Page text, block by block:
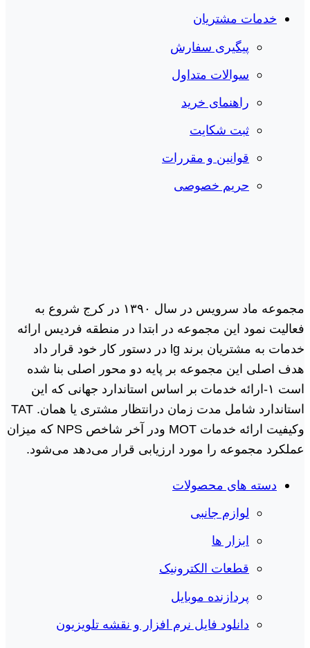
خدمات مشتریان
پیگیری سفارش
سوالات متداول
راهنمای خرید
ثبت شکایت
قوانین و مقررات
حریم خصوصی
مجموعه ماد سرویس در سال ١٣٩٠ در کرج شروع به
فعالیت نمود این مجموعه در ابتدا در منطقه فردیس ارائه
خدمات به مشتریان برند lg در دستور کار خود قرار داد
هدف اصلی این مجموعه بر پایه دو محور اصلی بنا شده
است ١-ارائه خدمات بر اساس استاندارد جهانی که این
استاندارد شامل مدت زمان درانتظار مشتری یا همان. TAT
وکیفیت ارائه خدمات MOT ودر آخر شاخص NPS که میزان
عملکرد مجموعه را مورد ارزیابی قرار می‌دهد می‌شود.
دسته های محصولات
لوازم جانبی
ابزار ها
قطعات الکترونیک
پردازنده موبایل
دانلود فایل نرم افزار و نقشه تلویزیون